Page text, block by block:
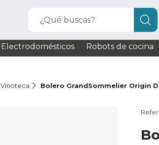
¿Qué buscas?
Electrodomésticos Robots de cocina
Vinoteca Bolero GrandSommelier Origin